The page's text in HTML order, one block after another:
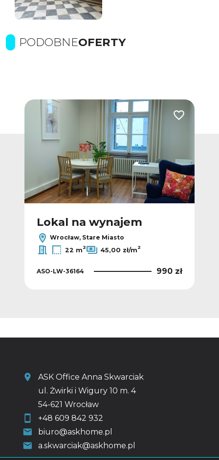
PODOBNEOFERTY
Dodaj do ulubionych Dodaj do
Lokal na wynajem
Wrocław, Stare Miasto
22 m2 45,00 zł/m2
ASO-LW-36164 990 zł
ASK Office Anna Skwarciak
ul. Żwirki i Wigury 10 m. 4
54-621 Wrocław
+48 609 842 932
biuro@askhome.pl
a.skwarciak@askhome.pl